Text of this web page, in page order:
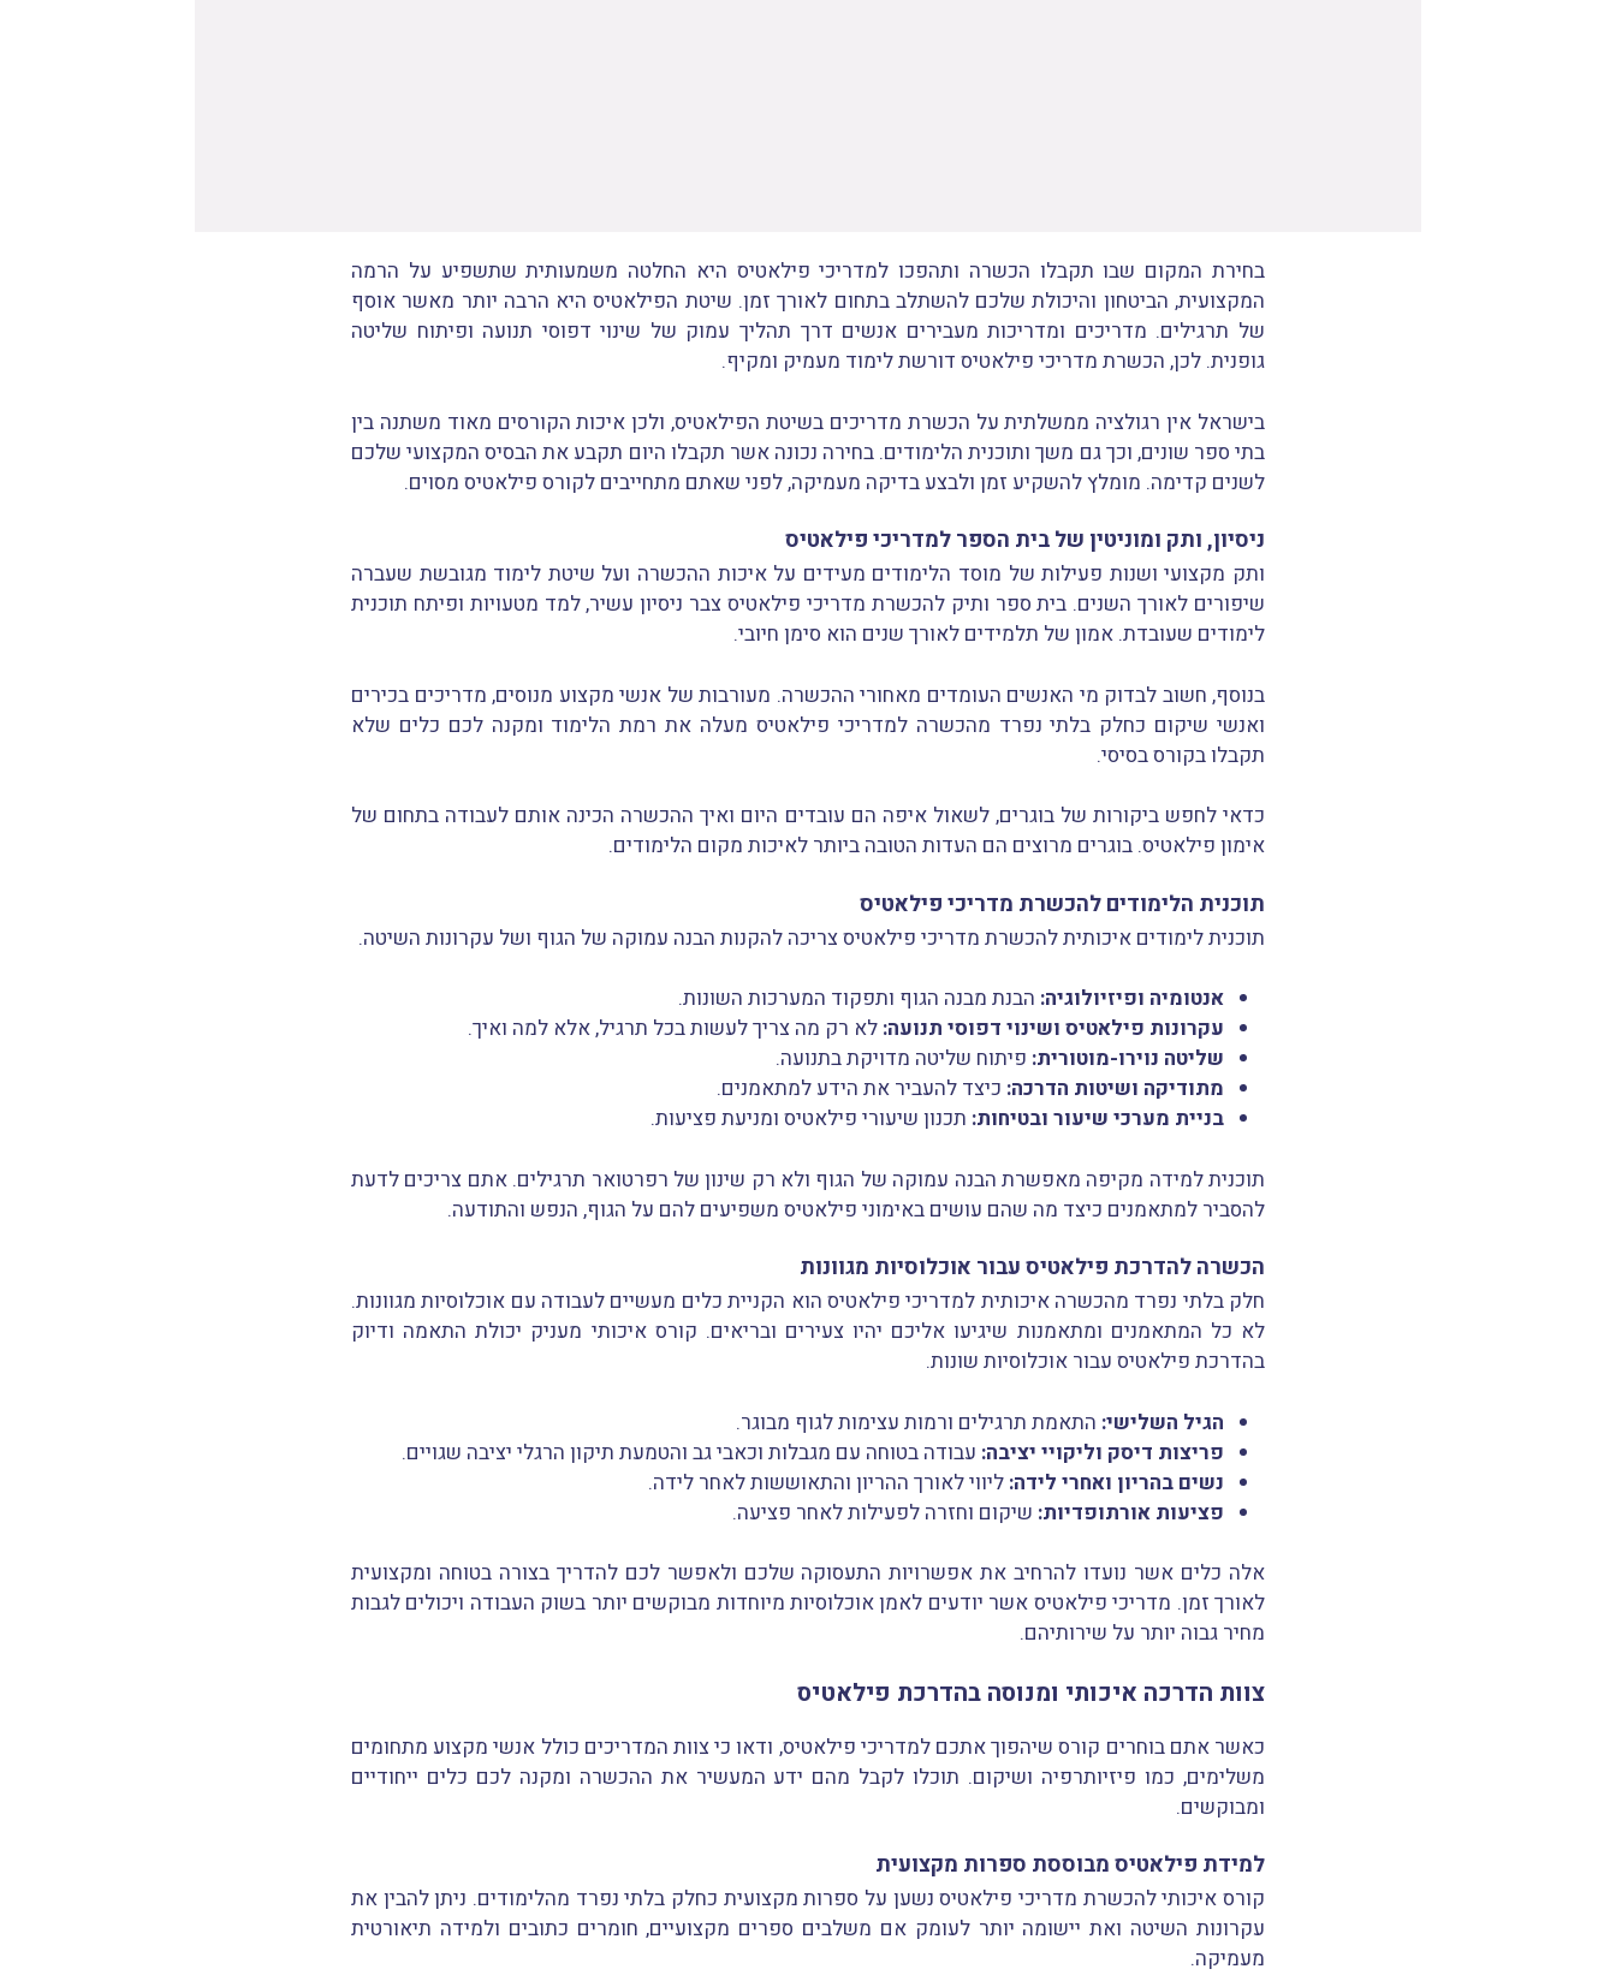
בחירת המקום שבו תקבלו הכשרה ותהפכו למדריכי פילאטיס היא החלטה משמעותית שתשפיע על הרמה
המקצועית, הביטחון והיכולת שלכם להשתלב בתחום לאורך זמן. שיטת הפילאטיס היא הרבה יותר מאשר אוסף
של תרגילים. מדריכים ומדריכות מעבירים אנשים דרך תהליך עמוק של שינוי דפוסי תנועה ופיתוח שליטה
גופנית. לכן, הכשרת מדריכי פילאטיס דורשת לימוד מעמיק ומקיף.
בישראל אין רגולציה ממשלתית על הכשרת מדריכים בשיטת הפילאטיס, ולכן איכות הקורסים מאוד משתנה בין
בתי ספר שונים, וכך גם משך ותוכנית הלימודים. בחירה נכונה אשר תקבלו היום תקבע את הבסיס המקצועי שלכם
לשנים קדימה. מומלץ להשקיע זמן ולבצע בדיקה מעמיקה, לפני שאתם מתחייבים לקורס פילאטיס מסוים.
ניסיון, ותק ומוניטין של בית הספר למדריכי פילאטיס
ותק מקצועי ושנות פעילות של מוסד הלימודים מעידים על איכות ההכשרה ועל שיטת לימוד מגובשת שעברה
שיפורים לאורך השנים. בית ספר ותיק להכשרת מדריכי פילאטיס צבר ניסיון עשיר, למד מטעויות ופיתח תוכנית
לימודים שעובדת. אמון של תלמידים לאורך שנים הוא סימן חיובי.
בנוסף, חשוב לבדוק מי האנשים העומדים מאחורי ההכשרה. מעורבות של אנשי מקצוע מנוסים, מדריכים בכירים
ואנשי שיקום כחלק בלתי נפרד מהכשרה למדריכי פילאטיס מעלה את רמת הלימוד ומקנה לכם כלים שלא
תקבלו בקורס בסיסי.
כדאי לחפש ביקורות של בוגרים, לשאול איפה הם עובדים היום ואיך ההכשרה הכינה אותם לעבודה בתחום של
אימון פילאטיס. בוגרים מרוצים הם העדות הטובה ביותר לאיכות מקום הלימודים.
תוכנית הלימודים להכשרת מדריכי פילאטיס
תוכנית לימודים איכותית להכשרת מדריכי פילאטיס צריכה להקנות הבנה עמוקה של הגוף ושל עקרונות השיטה.
אנטומיה ופיזיולוגיה: הבנת מבנה הגוף ותפקוד המערכות השונות.
עקרונות פילאטיס ושינוי דפוסי תנועה: לא רק מה צריך לעשות בכל תרגיל, אלא למה ואיך.
שליטה נוירו-מוטורית: פיתוח שליטה מדויקת בתנועה.
מתודיקה ושיטות הדרכה: כיצד להעביר את הידע למתאמנים.
בניית מערכי שיעור ובטיחות: תכנון שיעורי פילאטיס ומניעת פציעות.
תוכנית למידה מקיפה מאפשרת הבנה עמוקה של הגוף ולא רק שינון של רפרטואר תרגילים. אתם צריכים לדעת
להסביר למתאמנים כיצד מה שהם עושים באימוני פילאטיס משפיעים להם על הגוף, הנפש והתודעה.
הכשרה להדרכת פילאטיס עבור אוכלוסיות מגוונות
חלק בלתי נפרד מהכשרה איכותית למדריכי פילאטיס הוא הקניית כלים מעשיים לעבודה עם אוכלוסיות מגוונות.
לא כל המתאמנים ומתאמנות שיגיעו אליכם יהיו צעירים ובריאים. קורס איכותי מעניק יכולת התאמה ודיוק
בהדרכת פילאטיס עבור אוכלוסיות שונות.
הגיל השלישי: התאמת תרגילים ורמות עצימות לגוף מבוגר.
פריצות דיסק וליקויי יציבה: עבודה בטוחה עם מגבלות וכאבי גב והטמעת תיקון הרגלי יציבה שגויים.
נשים בהריון ואחרי לידה: ליווי לאורך ההריון והתאוששות לאחר לידה.
פציעות אורתופדיות: שיקום וחזרה לפעילות לאחר פציעה.
אלה כלים אשר נועדו להרחיב את אפשרויות התעסוקה שלכם ולאפשר לכם להדריך בצורה בטוחה ומקצועית
לאורך זמן. מדריכי פילאטיס אשר יודעים לאמן אוכלוסיות מיוחדות מבוקשים יותר בשוק העבודה ויכולים לגבות
מחיר גבוה יותר על שירותיהם.
צוות הדרכה איכותי ומנוסה בהדרכת פילאטיס
כאשר אתם בוחרים קורס שיהפוך אתכם למדריכי פילאטיס, ודאו כי צוות המדריכים כולל אנשי מקצוע מתחומים
משלימים, כמו פיזיותרפיה ושיקום. תוכלו לקבל מהם ידע המעשיר את ההכשרה ומקנה לכם כלים ייחודיים
ומבוקשים.
למידת פילאטיס מבוססת ספרות מקצועית
קורס איכותי להכשרת מדריכי פילאטיס נשען על ספרות מקצועית כחלק בלתי נפרד מהלימודים. ניתן להבין את
עקרונות השיטה ואת יישומה יותר לעומק אם משלבים ספרים מקצועיים, חומרים כתובים ולמידה תיאורטית
מעמיקה.